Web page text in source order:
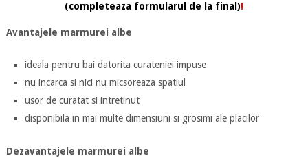
(completeaza formularul de la final)!
Avantajele marmurei albe
ideala pentru bai datorita curateniei impuse
nu incarca si nici nu micsoreaza spatiul
usor de curatat si intretinut
disponibila in mai multe dimensiuni si grosimi ale placilor
Dezavantajele marmurei albe